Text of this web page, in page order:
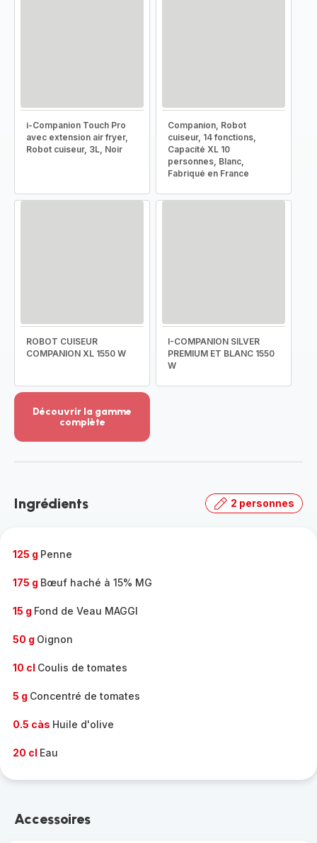
i-Companion Touch Pro
avec extension air fryer,
Robot cuiseur, 3L, Noir
Companion, Robot
cuiseur, 14 fonctions,
Capacité XL 10
personnes, Blanc,
Fabriqué en France
ROBOT CUISEUR
COMPANION XL 1550 W
I-COMPANION SILVER
PREMIUM ET BLANC 1550
W
Découvrir la gamme
complète
-
gamme
Ingrédients 2 personnes
125 g Penne
175 g Bœuf haché à 15% MG
15 g Fond de Veau MAGGI
50 g Oignon
10 cl Coulis de tomates
5 g Concentré de tomates
0.5 càs Huile d'olive
20 cl Eau
Accessoires